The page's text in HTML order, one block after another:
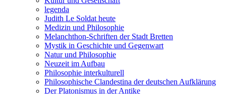
legenda
Judith Le Soldat heute
Medizin und Philosophie
Melanchthon-Schriften der Stadt Bretten
Mystik in Geschichte und Gegenwart
Natur und Philosophie
Neuzeit im Aufbau
Philosophie interkulturell
Philosophische Clandestina der deutschen Aufklärung
Der Platonismus in der Antike